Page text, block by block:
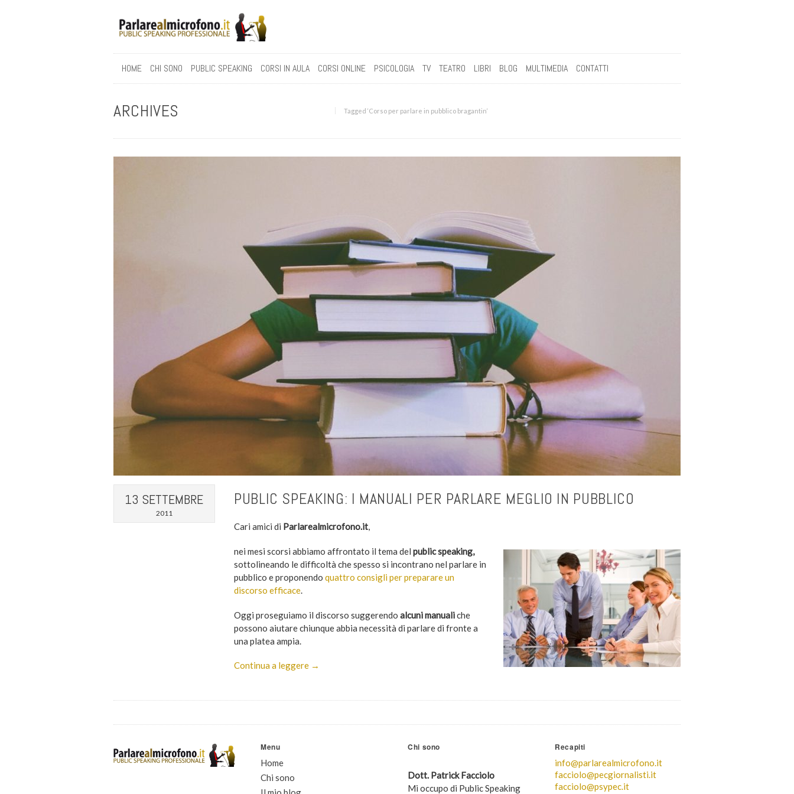
HOME CHI SONO PUBLIC SPEAKING CORSI IN AULA CORSI ONLINE PSICOLOGIA TV TEATRO LIBRI BLOG MULTIMEDIA CONTATTI
ARCHIVES Tagged ‘Corso per parlare in pubblico bragantin‘
13 SETTEMBRE
2011
PUBLIC SPEAKING: I MANUALI PER PARLARE MEGLIO IN PUBBLICO
Cari amici di Parlarealmicrofono.it,
nei mesi scorsi abbiamo affrontato il tema del public speaking,
sottolineando le difficoltà che spesso si incontrano nel parlare in
pubblico e proponendo quattro consigli per preparare un
discorso efficace.
Oggi proseguiamo il discorso suggerendo alcuni manualiche
possono aiutare chiunque abbia necessità di parlare di fronte a
una platea ampia.
Continua a leggere →
Menu
Home
Chi sono
Chi sono
Dott. Patrick Facciolo
Mi occupo di Public Speaking
Recapiti
info@parlarealmicrofono.it
facciolo@pecgiornalisti.it
facciolo@psypec.it